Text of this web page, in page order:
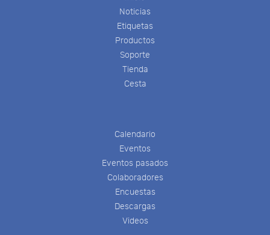
Noticias
Etiquetas
Productos
Soporte
Tienda
Cesta
Calendario
Eventos
Eventos pasados
Colaboradores
Encuestas
Descargas
Videos